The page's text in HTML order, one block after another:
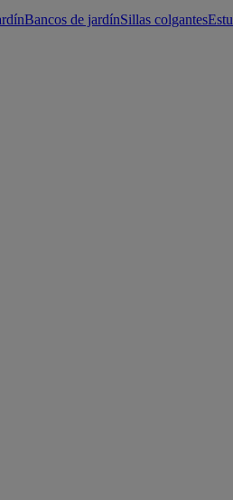
Bancos de jardínSillas colgantes